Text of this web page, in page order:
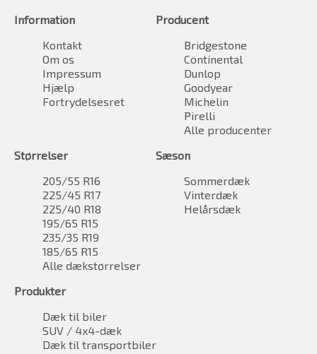
Information
Kontakt
Om os
Impressum
Hjælp
Fortrydelsesret
Producent
Bridgestone
Continental
Dunlop
Goodyear
Michelin
Pirelli
Alle producenter
Størrelser
205/55 R16
225/45 R17
225/40 R18
195/65 R15
235/35 R19
185/65 R15
Alle dækstørrelser
Sæson
Sommerdæk
Vinterdæk
Helårsdæk
Produkter
Dæk til biler
SUV / 4x4-dæk
Dæk til transportbiler